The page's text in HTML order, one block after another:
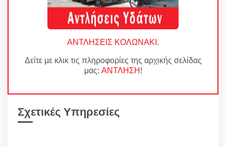
ΑΝΤΛΗΣΕΙΣ ΚΟΛΩΝΑΚΙ.
Δείτε με κλικ τις πληροφορίες της αρχικής σελίδας
μας: ΑΝΤΛΗΣΗ!
Σχετικές Υπηρεσίες